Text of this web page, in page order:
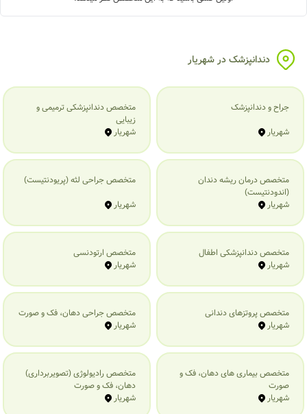
دندانپزشک در شهریار
جراح و دندانپزشک
شهریار
متخصص دندانپزشکی ترمیمی و
زیبایی
شهریار
متخصص درمان ریشه دندان
(اندودنتیست)
شهریار
متخصص جراحی لثه (پریودنتیست)
شهریار
متخصص دندانپزشکی اطفال
شهریار
متخصص ارتودنسی
شهریار
متخصص پروتزهای دندانی
شهریار
متخصص جراحی دهان، فک و صورت
شهریار
متخصص بیماری‌ های دهان، فک و
صورت
شهریار
متخصص رادیولوژی (تصویربرداری)
دهان، فک و صورت
شهریار